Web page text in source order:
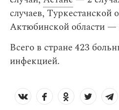
случаев, Туркестанской
Актюбинской области —
Всего в стране 423
инфекцией.